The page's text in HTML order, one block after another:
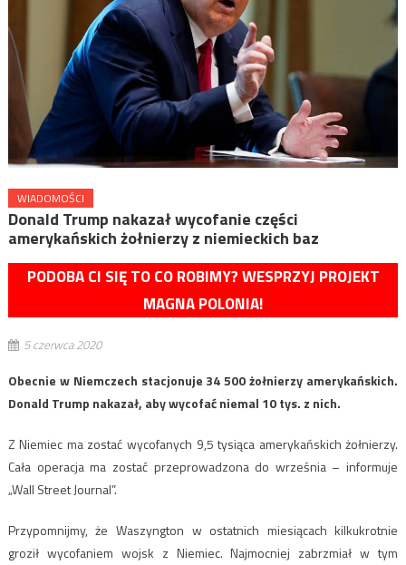
WIADOMOŚCI
Donald Trump nakazał wycofanie części
amerykańskich żołnierzy z niemieckich baz
PODOBA CI SIĘ TO CO ROBIMY? WESPRZYJ PROJEKT
MAGNA POLONIA!
5 czerwca 2020
Obecnie w Niemczech stacjonuje 34 500 żołnierzy amerykańskich.
Donald Trump nakazał, aby wycofać niemal 10 tys. z nich.
Z Niemiec ma zostać wycofanych 9,5 tysiąca amerykańskich żołnierzy.
Cała operacja ma zostać przeprowadzona do września – informuje
„Wall Street Journal”.
Przypomnijmy, że Waszyngton w ostatnich miesiącach kilkukrotnie
groził wycofaniem wojsk z Niemiec. Najmocniej zabrzmiał w tym